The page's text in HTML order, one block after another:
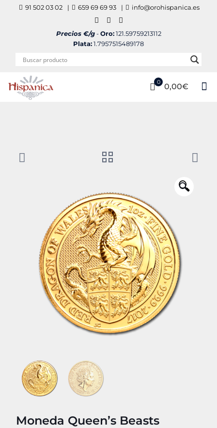
91 502 03 02 | 659 69 69 93 | info@orohispanica.es
Precios €/g-Oro:121.59759213112
Plata:1.7957515489178
0 0,00€
🔍
Moneda Queen’s Beasts